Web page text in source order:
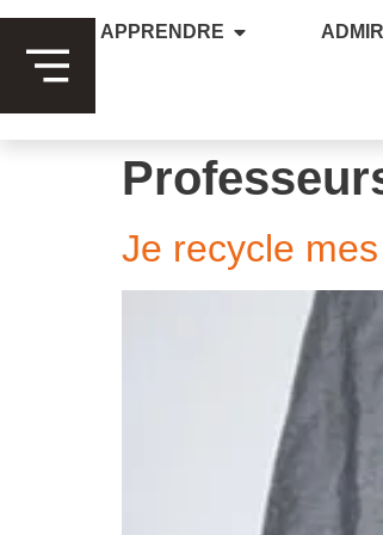
APPRENDRE
Je recycle